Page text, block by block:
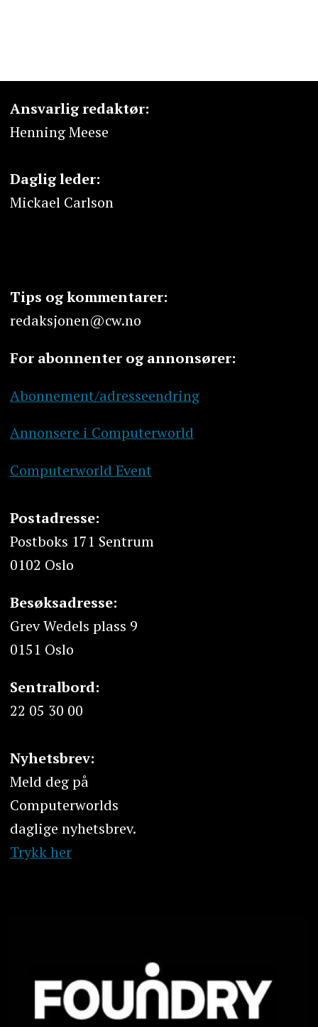
Ansvarlig redaktør:
Henning Meese
Daglig leder:
Mickael Carlson
Tips og kommentarer:
redaksjonen@cw.no
For abonnenter og annonsører:
Abonnement/adresseendring
Annonsere i Computerworld
Computerworld Event
Postadresse:
Postboks 171 Sentrum
0102 Oslo
Besøksadresse:
Grev Wedels plass 9
0151 Oslo
Sentralbord:
22 05 30 00
Nyhetsbrev:
Meld deg på
Computerworlds
daglige nyhetsbrev.
Trykk her